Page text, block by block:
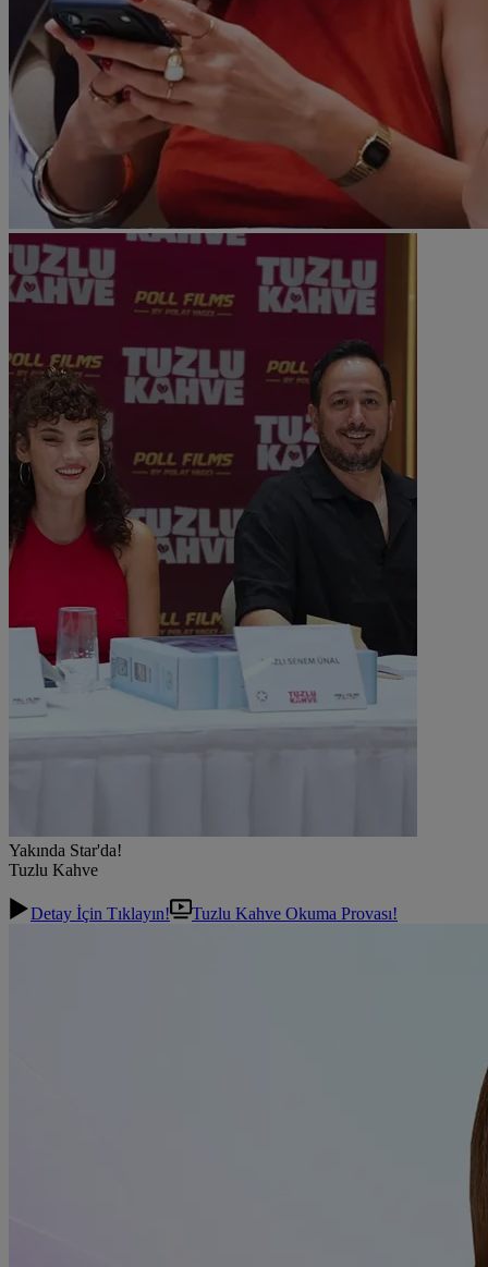
Yakında Star'da!
Tuzlu Kahve
Detay İçin Tıklayın! Tuzlu Kahve Okuma Provası!